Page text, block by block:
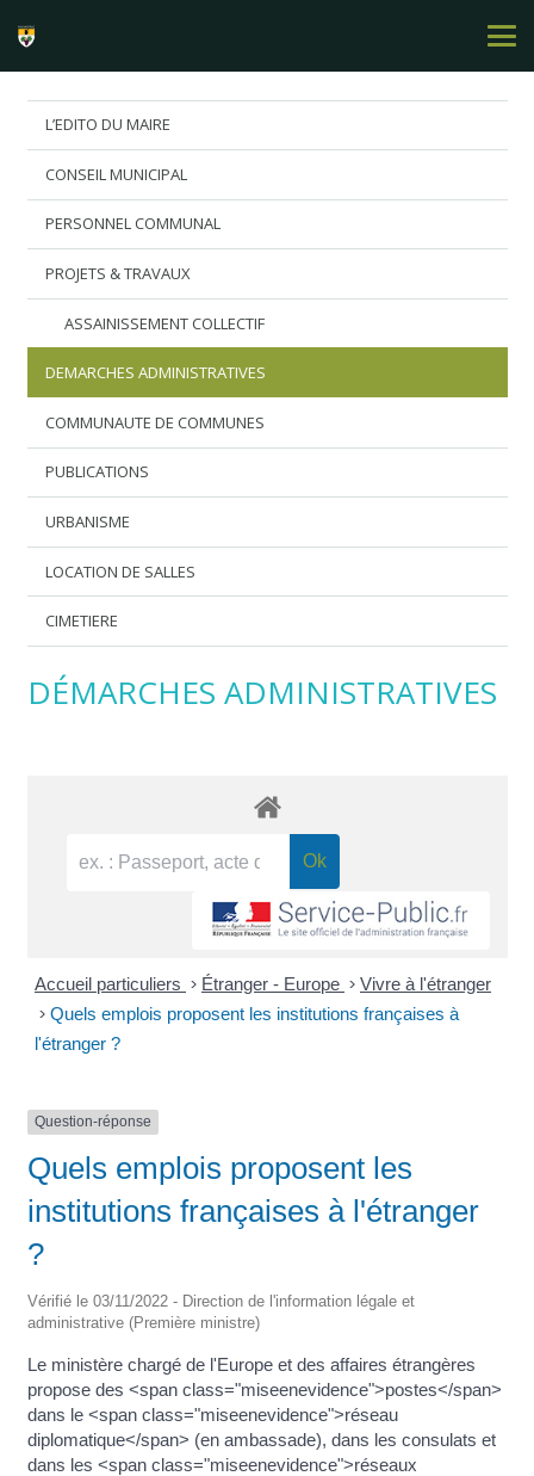
L’EDITO DU MAIRE
CONSEIL MUNICIPAL
PERSONNEL COMMUNAL
PROJETS & TRAVAUX
ASSAINISSEMENT COLLECTIF
DEMARCHES ADMINISTRATIVES
COMMUNAUTE DE COMMUNES
PUBLICATIONS
URBANISME
LOCATION DE SALLES
CIMETIERE
DÉMARCHES ADMINISTRATIVES
Accueil particuliers > Étranger - Europe > Vivre à l'étranger
> Quels emplois proposent les institutions françaises à
l'étranger ?
Question-réponse
Quels emplois proposent les
institutions françaises à l'étranger
?
Vérifié le 03/11/2022 - Direction de l'information légale et
administrative (Première ministre)
Le ministère chargé de l'Europe et des affaires étrangères
propose des <span class="miseenevidence">postes</span>
dans le <span class="miseenevidence">réseau
diplomatique</span> (en ambassade), dans les consulats et
dans les <span class="miseenevidence">réseaux